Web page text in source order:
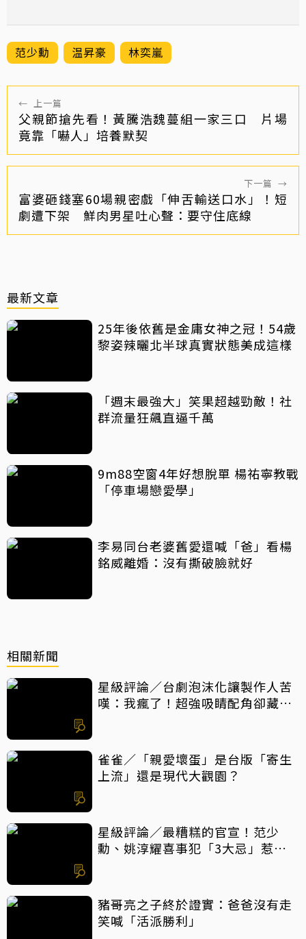
范少勳 温昇豪 林奕嵐
← 上一篇
父親節搶先看！黃騰浩魏蔓組一家三口 片場
竟靠「嚇人」培養默契
下一篇 →
富婆砸錢塞60場親密戲「伸舌輸送口水」！短
劇遭下架 鮮肉男星吐心聲：要守住底線
最新文章
25年後依舊是金庸女神之冠！54歲
黎姿辣曬北半球真實狀態美成這樣
「週末最強大」笑果超越勁敵！社
群流量狂飆直逼千萬
9m88空窗4年好想脫單 楊祐寧教戰
「停車場戀愛學」
李易同台老婆舊愛還喊「爸」看楊
銘威離婚：沒有撕破臉就好
相關新聞
星級評論／台劇泡沫化讓製作人苦
嘆：我瘋了！超強吸睛配角卻藏隱
雀雀／「親愛壞蛋」是台版「寄生
上流」還是現代大觀園？
星級評論／最糟糕的官宣！范少
勳、姚淳耀喜事犯「3大忌」惹眾
豬哥亮之子終於證實：爸爸沒有走
笑喊「活派勝利」